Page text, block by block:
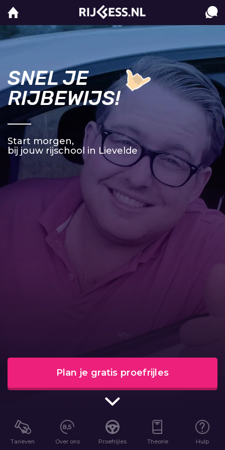
SNEL JE
RIJBEWIJS!
Start morgen,
bij jouw rijschool in Lievelde
Plan je gratis proefrijles
Tarieven Over ons Proefrijles Theorie Hulp